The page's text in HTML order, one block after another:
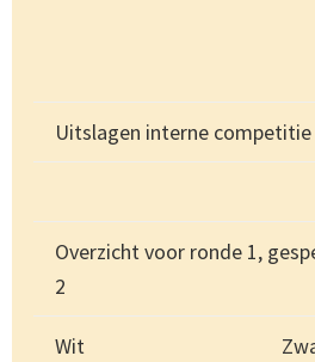
Uitslagen interne
Overzicht voor ronde 1,
2
Wit